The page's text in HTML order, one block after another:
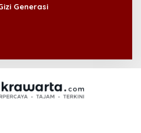
Generasi